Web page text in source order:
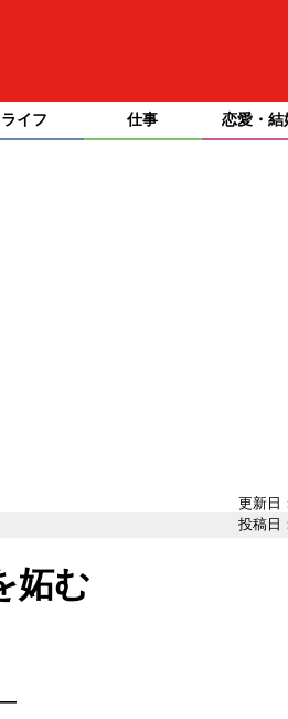
ライフ 仕事 恋愛・結
更新日
投稿日
妬む
―